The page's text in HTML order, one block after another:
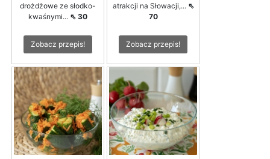
drożdżowe ze słodko-
kwaśnymi... ⇖ 30
Zobacz przepis!
atrakcji na Słowacji,... ⇖
70
Zobacz przepis!